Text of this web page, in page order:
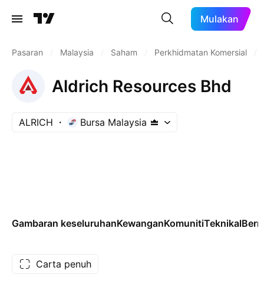
Mulakan
Pasaran Malaysia Saham Perkhidmatan Komersial
Aldrich Resources Bhd
ALRICH Bursa Malaysia
Gambaran keseluruhanKewanganKomunitiTeknikal
Carta penuh